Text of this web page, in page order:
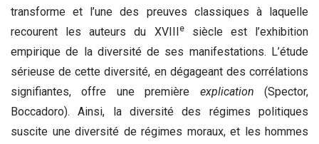
transforme et l’une des preuves classiques à laquelle
recourent les auteurs du XVIII
esiècle est l’exhibition
empirique de la diversité de ses manifestations. L’étude
sérieuse de cette diversité, en dégageant des corrélations
signifiantes, offre une première explication (Spector,
Boccadoro). Ainsi, la diversité des régimes politiques
suscite une diversité de régimes moraux, et les hommes